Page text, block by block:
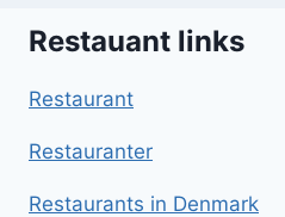
Restauant links
Restaurant
Restauranter
Restaurants in Denmark